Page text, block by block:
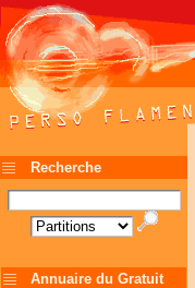
Recherche
Annuaire du Gratuit